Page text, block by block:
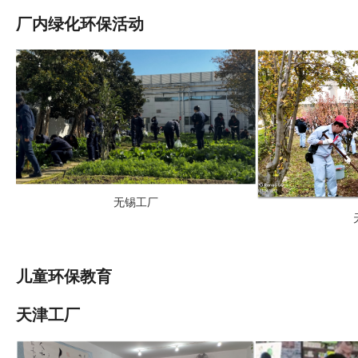
厂内绿化环保活动
无锡工厂
儿童环保教育
天津工厂